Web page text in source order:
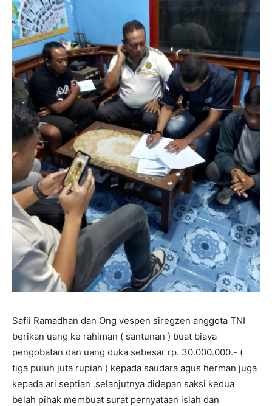
Safii Ramadhan dan Ong vespen siregzen anggota TNI
berikan uang ke rahiman ( santunan ) buat biaya
pengobatan dan uang duka sebesar rp. 30.000.000.- (
tiga puluh juta rupiah ) kepada saudara agus herman juga
kepada ari septian .selanjutnya didepan saksi kedua
belah pihak membuat surat pernyataan islah dan